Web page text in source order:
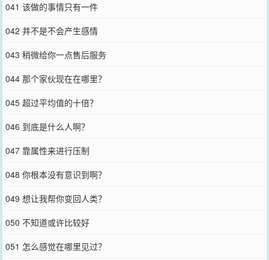
041 该做的事情只有一件
042 并不是不会产生感情
043 稍微给你一点售后服务
044 那个家伙现在在哪里？
045 超过平均值的十倍？
046 到底是什么人啊？
047 靠属性来进行压制
048 你根本没有意识到啊？
049 想让我帮你变回人类？
050 不知道或许比较好
051 怎么感觉在哪里见过？